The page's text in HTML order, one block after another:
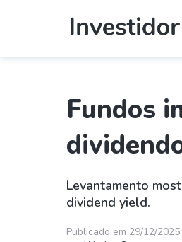
Assuntos do
Ibovespa
Ações
Fundos
Levantamento
dividend yield.
Publicado em 29/12/